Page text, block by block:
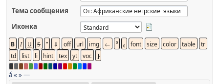
Тема сообщения
Иконка
á« »—